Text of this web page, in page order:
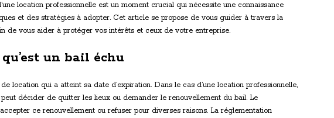
location professionnelle est un moment crucial qui nécessite une connaissance
et des stratégies à adopter. Cet article se propose de vous guider à travers la
de vous aider à protéger vos intérêts et ceux de votre entreprise.
un bail échu
location qui a atteint sa date d’expiration. Dans le cas d’une location professionnelle,
décider de quitter les lieux ou demander le renouvellement du bail. Le
ce renouvellement ou refuser pour diverses raisons. La réglementation